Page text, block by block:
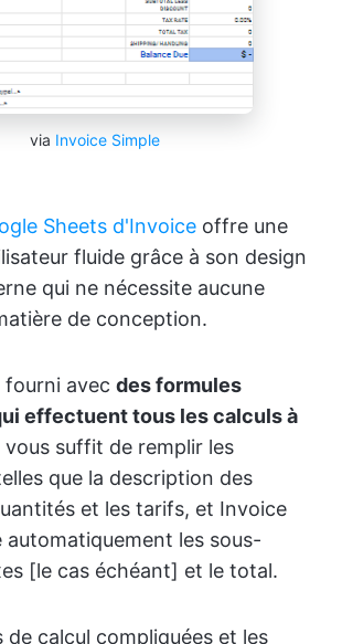
via Invoice Simple
Sheets d'Invoice offre une
fluide grâce à son design
qui ne nécessite aucune
de conception.
fourni avec des formules
effectuent tous les calculs à
vous suffit de remplir les
que la description des
et les tarifs, et Invoice
automatiquement les sous-
[le cas échéant] et le total.
de calcul compliquées et les